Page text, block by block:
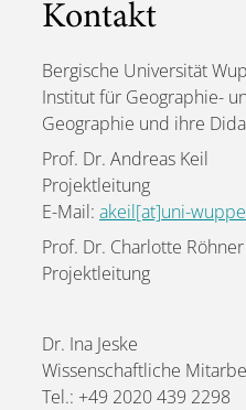
Kontakt
Bergische Universität
Institut für Geographie-
Geographie und ihre
Prof. Dr. Andreas Keil
Projektleitung
E-Mail: akeil[at]uni-
Prof. Dr. Charlotte Röhner
Projektleitung
Dr. Ina Jeske
Wissenschaftliche
Tel.: +49 2020 439 2298